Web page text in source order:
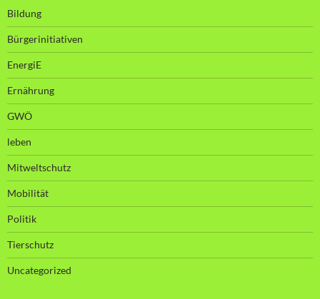
Bildung
Bürgerinitiativen
EnergiE
Ernährung
GWÖ
leben
Mitweltschutz
Mobilität
Politik
Tierschutz
Uncategorized